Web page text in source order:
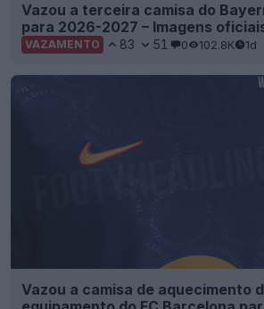
Vazou a terceira camisa do
para 2026-2027 – Imagens
VAZAMENTO 83 51 0 102.8K 1d
Vazou a camisa de aquecimento